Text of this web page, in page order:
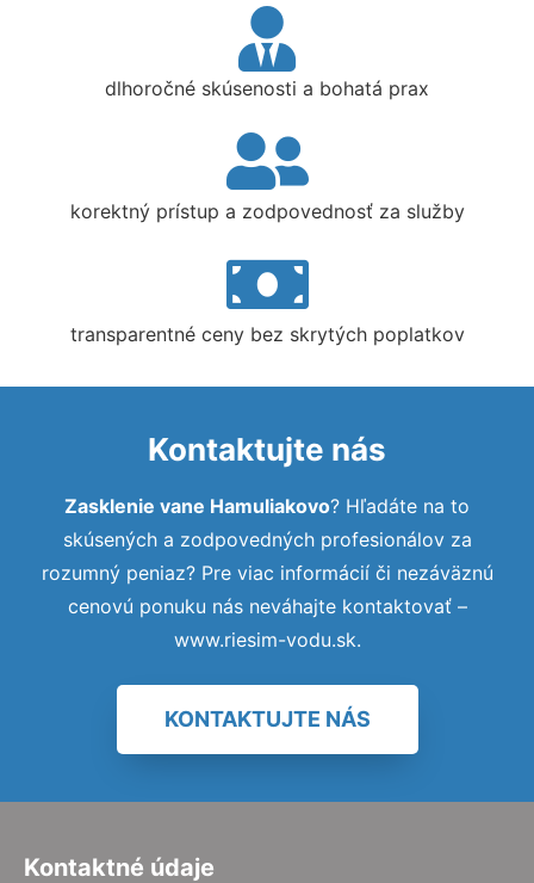
dlhoročné skúsenosti a bohatá prax
korektný prístup a zodpovednosť za služby
transparentné ceny bez skrytých poplatkov
Kontaktujte nás
Zasklenie vane Hamuliakovo? Hľadáte na to
skúsených a zodpovedných profesionálov za
rozumný peniaz? Pre viac informácií či nezáväznú
cenovú ponuku nás neváhajte kontaktovať –
www.riesim-vodu.sk.
KONTAKTUJTE NÁS
Kontaktné údaje